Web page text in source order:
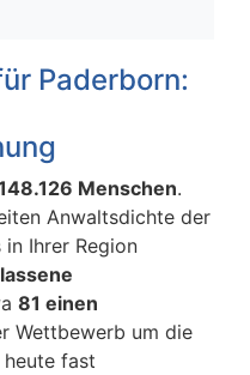
Paderborn:
Menschen.
Anwaltsdichte der
Ihrer Region
81 einen
Wettbewerb um die
fast